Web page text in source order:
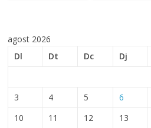
agost 2026
Dl
Dt Dc Dj
3
4 5 6
10
11 12 13